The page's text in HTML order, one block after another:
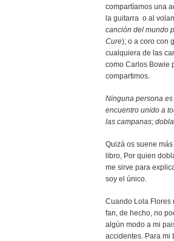
compartíamos una
la guitarra o al
canción del mundo
Cure); o a coro con
cualquiera de las
como Carlos Bowie
compartimos.
Ninguna persona
encuentro unido a
las campanas;
Quizá os suene
libro, Por quien
me sirve para
soy el único.
Cuando Lola Flores
fan, de hecho, no
algún modo a mi
accidentes. Para mi